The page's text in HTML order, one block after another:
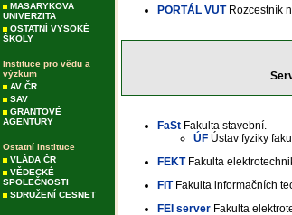
MASARYKOVA
UNIVERZITA
OSTATNÍ VYSOKÉ
ŠKOLY
Instituce pro vědu a
výzkum
AV ČR
SAV
GRANTOVÉ
AGENTURY
Ostatní instituce
VLÁDA ČR
VĚDECKÉ
SPOLEČNOSTI
SDRUŽENÍ CESNET
PORTÁL VUT Rozcestník
FaSt Fakulta stavební.
ÚF Ústav fyziky
FEKT Fakulta
FIT Fakulta informačních
FEI server Fakulta